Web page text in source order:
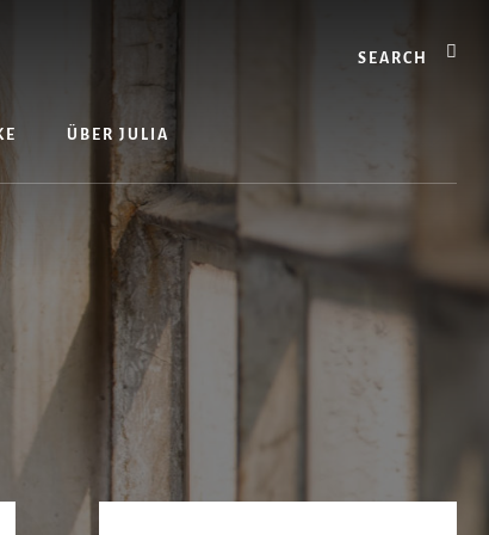
ÜBER JULIA